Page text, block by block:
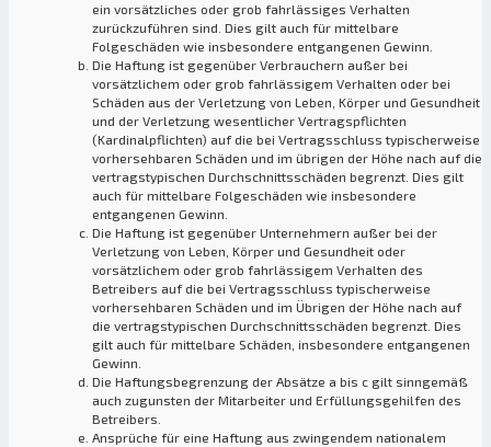
ein vorsätzliches oder grob fahrlässiges Verhalten
zurückzuführen sind. Dies gilt auch für mittelbare
Folgeschäden wie insbesondere entgangenen Gewinn.
Die Haftung ist gegenüber Verbrauchern außer bei
vorsätzlichem oder grob fahrlässigem Verhalten oder bei
Schäden aus der Verletzung von Leben, Körper und Gesundheit
und der Verletzung wesentlicher Vertragspflichten
(Kardinalpflichten) auf die bei Vertragsschluss typischerweise
vorhersehbaren Schäden und im übrigen der Höhe nach auf die
vertragstypischen Durchschnittsschäden begrenzt. Dies gilt
auch für mittelbare Folgeschäden wie insbesondere
entgangenen Gewinn.
Die Haftung ist gegenüber Unternehmern außer bei der
Verletzung von Leben, Körper und Gesundheit oder
vorsätzlichem oder grob fahrlässigem Verhalten des
Betreibers auf die bei Vertragsschluss typischerweise
vorhersehbaren Schäden und im Übrigen der Höhe nach auf
die vertragstypischen Durchschnittsschäden begrenzt. Dies
gilt auch für mittelbare Schäden, insbesondere entgangenen
Gewinn.
Die Haftungsbegrenzung der Absätze a bis c gilt sinngemäß
auch zugunsten der Mitarbeiter und Erfüllungsgehilfen des
Betreibers.
Ansprüche für eine Haftung aus zwingendem nationalem